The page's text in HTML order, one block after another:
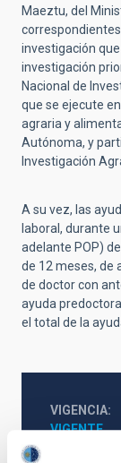
Maeztu, del
investigación
investigación
Nacional de
que se ejecute
agraria y
Autónoma, y
Investigación
A su vez, las
laboral, durante
adelante POP)
de 12 meses, de
de doctor con
ayuda
el total de la
VIGENCIA
VIGENTE